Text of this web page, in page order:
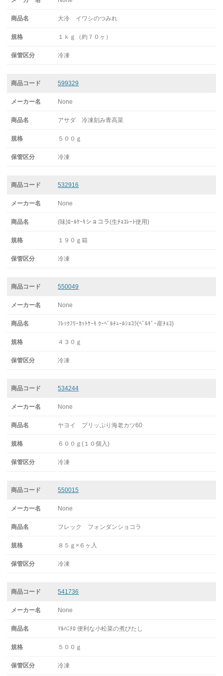
大冷 イワシのつみれ
１ｋｇ（約７０ヶ）
冷凍
599329
None
アサダ 冷凍刻み青高菜
５００ｇ
冷凍
532916
None
(味)ﾛｰﾙｹｰｷショコラ(生ﾁｮｺﾚｰﾄ使用)
１９０ｇ箱
冷凍
550049
None
ﾌﾚｯｸﾌﾘｰｶｯﾄｹｰｷ ｸｰﾍﾞﾙﾁｭｰﾙｼｮｺﾗ(ﾍﾞﾙｷﾞｰ産ﾁｮｺ)
４３０ｇ
冷凍
534244
None
ヤヨイ プリッぷり海老カツ60
６００ｇ(１０個入)
冷凍
550015
None
フレック フォンダンショコラ
８５ｇ×６ヶ入
冷凍
541736
None
ﾏﾙﾊﾆﾁﾛ 便利な小松菜の煮びたし
５００ｇ
冷凍